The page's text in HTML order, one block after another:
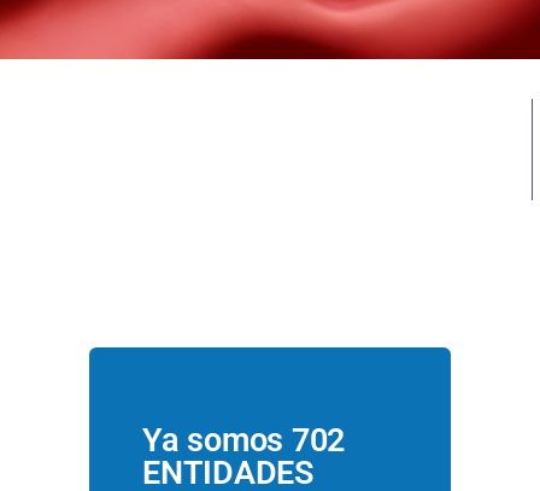
Ya somos 702
ENTIDADES